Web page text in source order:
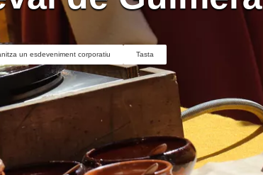
un esdeveniment corporatiu Tasta